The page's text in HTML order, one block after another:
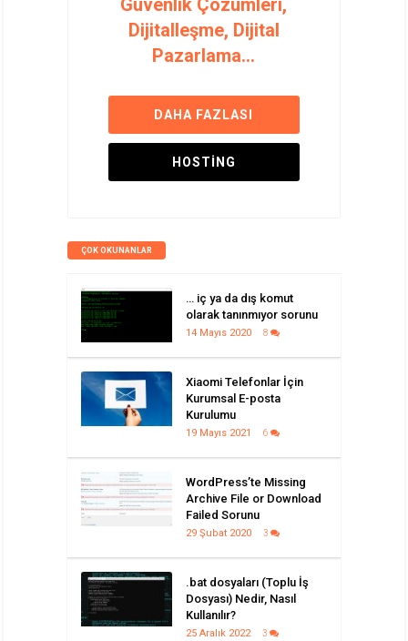
Güvenlik Çözümleri,
Dijitalleşme, Dijital
Pazarlama...
DAHA FAZLASI
HOSTING
ÇOK OKUNANLAR
… iç ya da dış komut
olarak tanınmıyor sorunu
14 Mayıs 2020 8
Xiaomi Telefonlar İçin
Kurumsal E-posta
Kurulumu
19 Mayıs 2021 6
WordPress’te Missing
Archive File or Download
Failed Sorunu
29 Şubat 2020 3
.bat dosyaları (Toplu İş
Dosyası) Nedir, Nasıl
Kullanılır?
25 Aralık 2022 3